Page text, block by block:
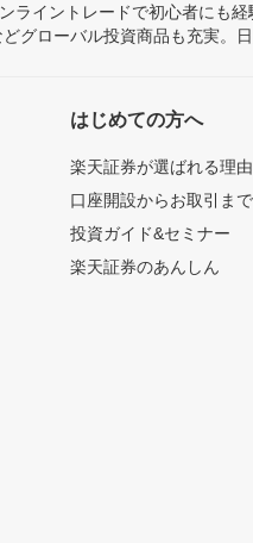
ライントレードで初心者にも
グローバル投資商品も充実。
はじめての方へ
楽天証券が選ばれる理由
口座開設からお取引ま
投資ガイド&セミナー
楽天証券のあんしん